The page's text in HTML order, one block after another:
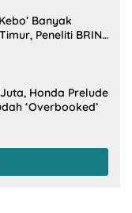
Banyak
Peneliti BRIN
Honda Prelude
‘Overbooked’